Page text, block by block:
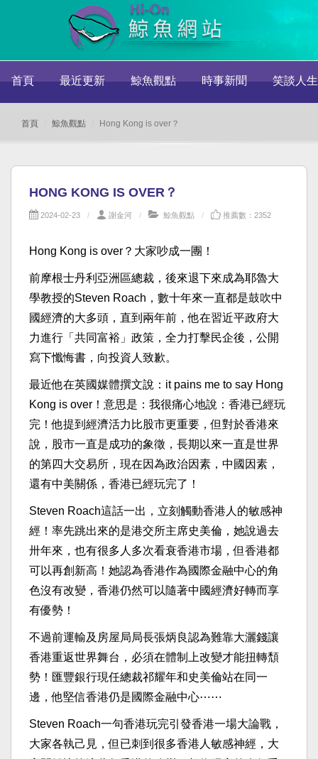
首頁 最近更新 鯨魚觀點 時事新聞 笑談人生
首頁 鯨魚觀點 Hong Kong is over？
HONG KONG IS OVER？
2024-02-23 謝金河 鯨魚觀點 推薦數：2352
Hong Kong is over？大家吵成一團！
前摩根士丹利亞洲區總裁，後來退下來成為耶魯大
學教授的Steven Roach，數十年來一直都是鼓吹中
國經濟的大多頭，直到兩年前，他在習近平政府大
力進行「共同富裕」政策，全力打擊民企後，公開
寫下懺悔書，向投資人致歉。
最近他在英國媒體撰文說：it pains me to say Hong
Kong is over！意思是：我很痛心地說：香港已經玩
完！他提到經濟活力比股市更重要，但對於香港來
說，股市一直是成功的象徵，長期以來一直是世界
的第四大交易所，現在因為政治因素，中國因素，
還有中美關係，香港已經玩完了！
Steven Roach這話一出，立刻觸動香港人的敏感神
經！率先跳出來的是港交所主席史美倫，她說過去
卅年來，也有很多人多次看衰香港市場，但香港都
可以再創新高！她認為香港作為國際金融中心的角
色沒有改變，香港仍然可以隨著中國經濟好轉而享
有優勢！
不過前運輸及房屋局局長張炳良認為難靠大灑錢讓
香港重返世界舞台，必須在體制上改變才能扭轉頹
勢！匯豐銀行現任總裁祁耀年和史美倫站在同一
邊，他堅信香港仍是國際金融中心⋯⋯
Steven Roach一句香港玩完引發香港一場大論戰，
大家各執己見，但已刺到很多香港人敏感神經，大